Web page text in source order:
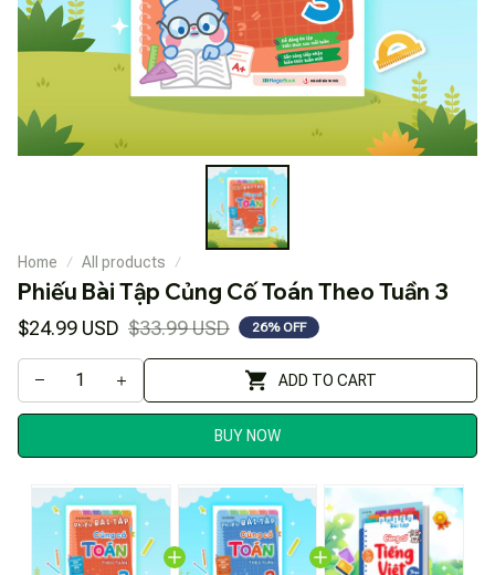
Home All products
Phiếu Bài Tập Củng Cố Toán Theo Tuần 3
$24.99 USD $33.99 USD 26% OFF
ADD TO CART
BUY NOW